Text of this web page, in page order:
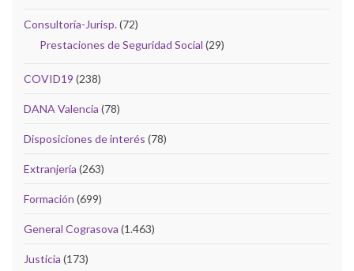
Consultoría-Jurisp.(72)
Prestaciones de Seguridad Social (29)
COVID19 (238)
DANA Valencia (78)
Disposiciones de interés (78)
Extranjería (263)
Formación (699)
General Cograsova (1.463)
Justicia (173)